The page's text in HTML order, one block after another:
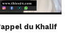
du Khalif